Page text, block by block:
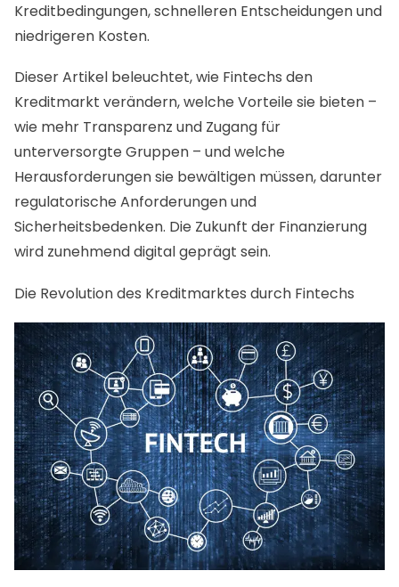
Kreditbedingungen, schnelleren Entscheidungen und
niedrigeren Kosten.
Dieser Artikel beleuchtet, wie Fintechs den
Kreditmarkt verändern, welche Vorteile sie bieten –
wie mehr Transparenz und Zugang für
unterversorgte Gruppen – und welche
Herausforderungen sie bewältigen müssen, darunter
regulatorische Anforderungen und
Sicherheitsbedenken. Die Zukunft der Finanzierung
wird zunehmend digital geprägt sein.
Die Revolution des Kreditmarktes durch Fintechs